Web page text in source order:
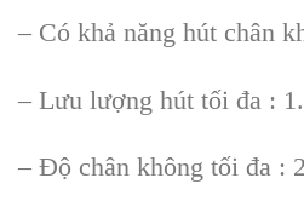
– Có khả năng hút chân
– Lưu lượng hút tối đa :
– Độ chân không tối đa :